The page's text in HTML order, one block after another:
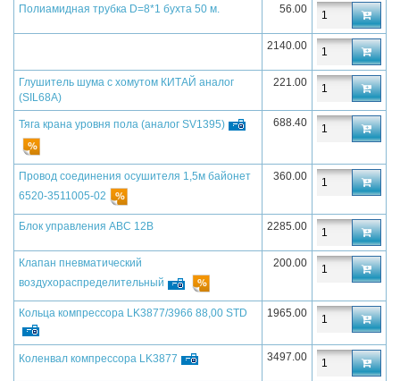
Полиамидная трубка D=8*1 бухта 50 м. 56.00
2140.00
Глушитель шума с хомутом КИТАЙ аналог
(SIL68A)
221.00
Тяга крана уровня пола (аналог SV1395) 688.40
Провод соединения осушителя 1,5м байонет
6520-3511005-02
360.00
Блок управления АВС 12В 2285.00
Клапан пневматический
воздухораспределительный
200.00
Кольца компрессора LK3877/3966 88,00 STD 1965.00
Коленвал компрессора LK3877 3497.00